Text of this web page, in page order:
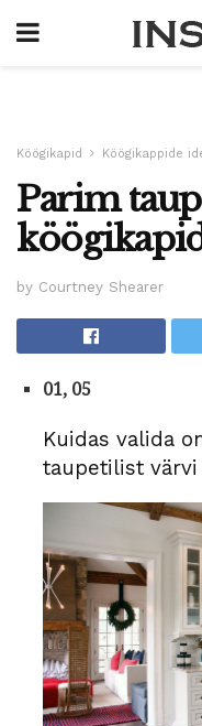
Köögikapid Köögikappide
Parim
by Courtney Shearer
01, 05
Kuidas valida
taupetilist värvi